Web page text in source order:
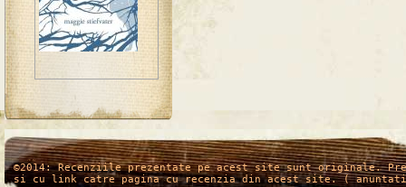
/* */
©2014: Recenziile prezentate pe acest site sunt originale.
si cu link catre pagina cu recenzia din acest site. (